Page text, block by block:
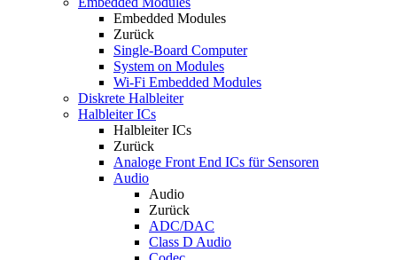
Embedded Modules
Zurück
Single-Board Computer
System on Modules
Wi-Fi Embedded Modules
Diskrete Halbleiter
Halbleiter ICs
Halbleiter ICs
Zurück
Analoge Front End ICs für Sensoren
Audio
Audio
Zurück
ADC/DAC
Class D Audio